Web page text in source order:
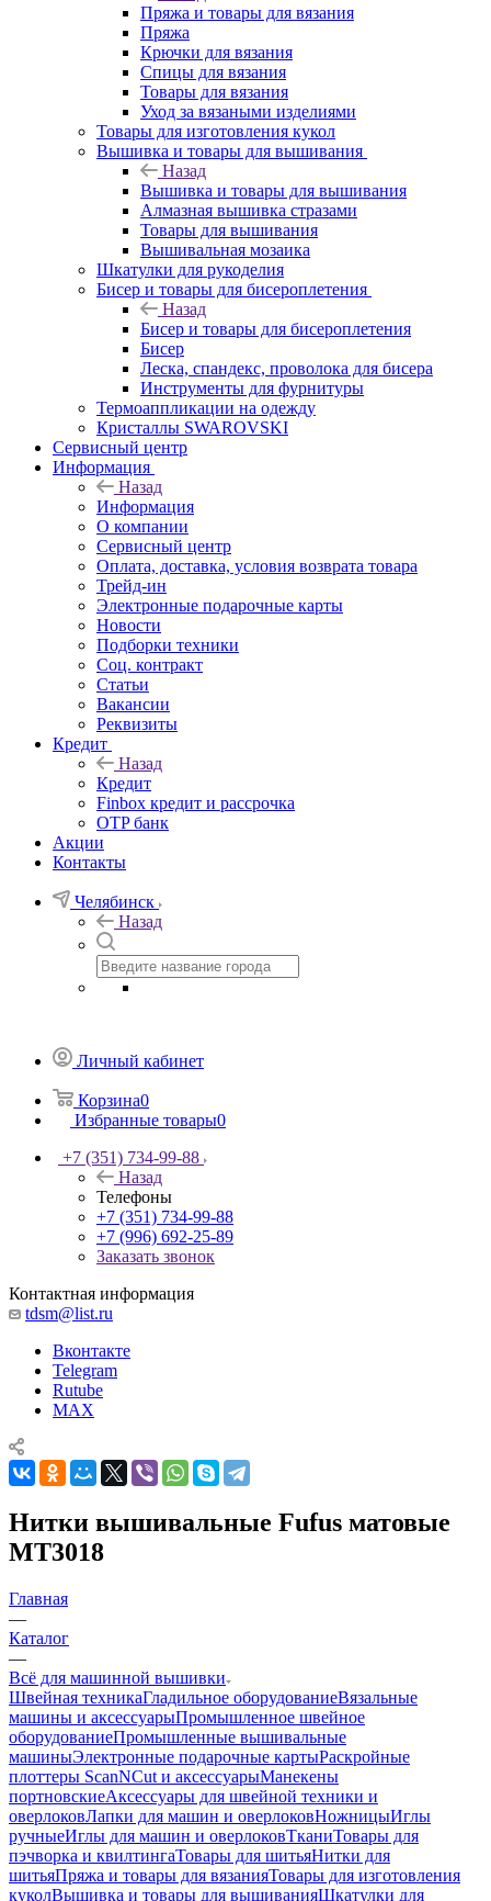
Пряжа и товары для вязания
Пряжа
Крючки для вязания
Спицы для вязания
Товары для вязания
Уход за вязаными изделиями
Товары для изготовления кукол
Вышивка и товары для вышивания
Назад
Вышивка и товары для вышивания
Алмазная вышивка стразами
Товары для вышивания
Вышивальная мозаика
Шкатулки для рукоделия
Бисер и товары для бисероплетения
Назад
Бисер и товары для бисероплетения
Бисер
Леска, спандекс, проволока для бисера
Инструменты для фурнитуры
Термоаппликации на одежду
Кристаллы SWAROVSKI
Сервисный центр
Информация
Назад
Информация
О компании
Сервисный центр
Оплата, доставка, условия возврата товара
Трейд-ин
Электронные подарочные карты
Новости
Подборки техники
Соц. контракт
Статьи
Вакансии
Реквизиты
Кредит
Назад
Кредит
Finbox кредит и рассрочка
OTP банк
Акции
Контакты
Челябинск
Назад
Личный кабинет
Корзина0
Избранные товары0
+7 (351) 734-99-88
Назад
Телефоны
+7 (351) 734-99-88
+7 (996) 692-25-89
Заказать звонок
Контактная информация
tdsm@list.ru
Вконтакте
Telegram
Rutube
MAX
Нитки вышивальные Fufus матовые
МТ3018
Главная
—
Каталог
—
Всё для машинной вышивки
Швейная техникаГладильное оборудованиеВязальные
машины и аксессуарыПромышленное швейное
оборудованиеПромышленные вышивальные
машиныЭлектронные подарочные картыРаскройные
плоттеры ScanNCut и аксессуарыМанекены
портновскиеАксессуары для швейной техники и
оверлоковЛапки для машин и оверлоковНожницыИглы
ручныеИглы для машин и оверлоковТканиТовары для
пэчворка и квилтингаТовары для шитьяНитки для
шитьяПряжа и товары для вязанияТовары для изготовления
куколВышивка и товары для вышиванияШкатулки для